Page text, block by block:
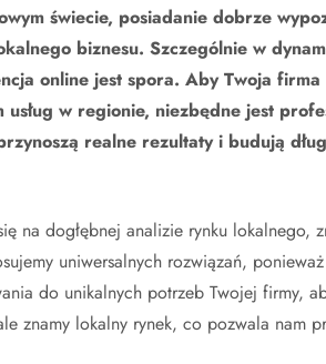
świecie, posiadanie dobrze
biznesu. Szczególnie w
online jest spora. Aby Twoja
usług w regionie, niezbędne jest
realne rezultaty i budują
na dogłębnej analizie rynku lokalnego,
uniwersalnych rozwiązań,
do unikalnych potrzeb Twojej firmy,
znamy lokalny rynek, co pozwala nam